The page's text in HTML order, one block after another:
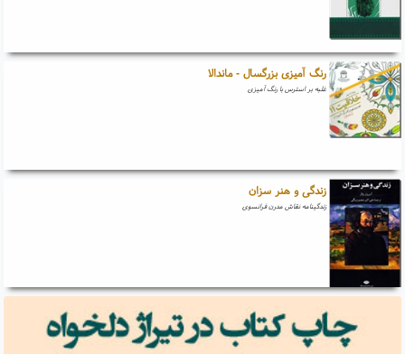
رنگ آمیزی بزرگسال - ماندالا
غلبه بر استرس با رنگ آمیزی
زندگی و هنر سزان
زندگینامه نقاش مدرن فرانسوی